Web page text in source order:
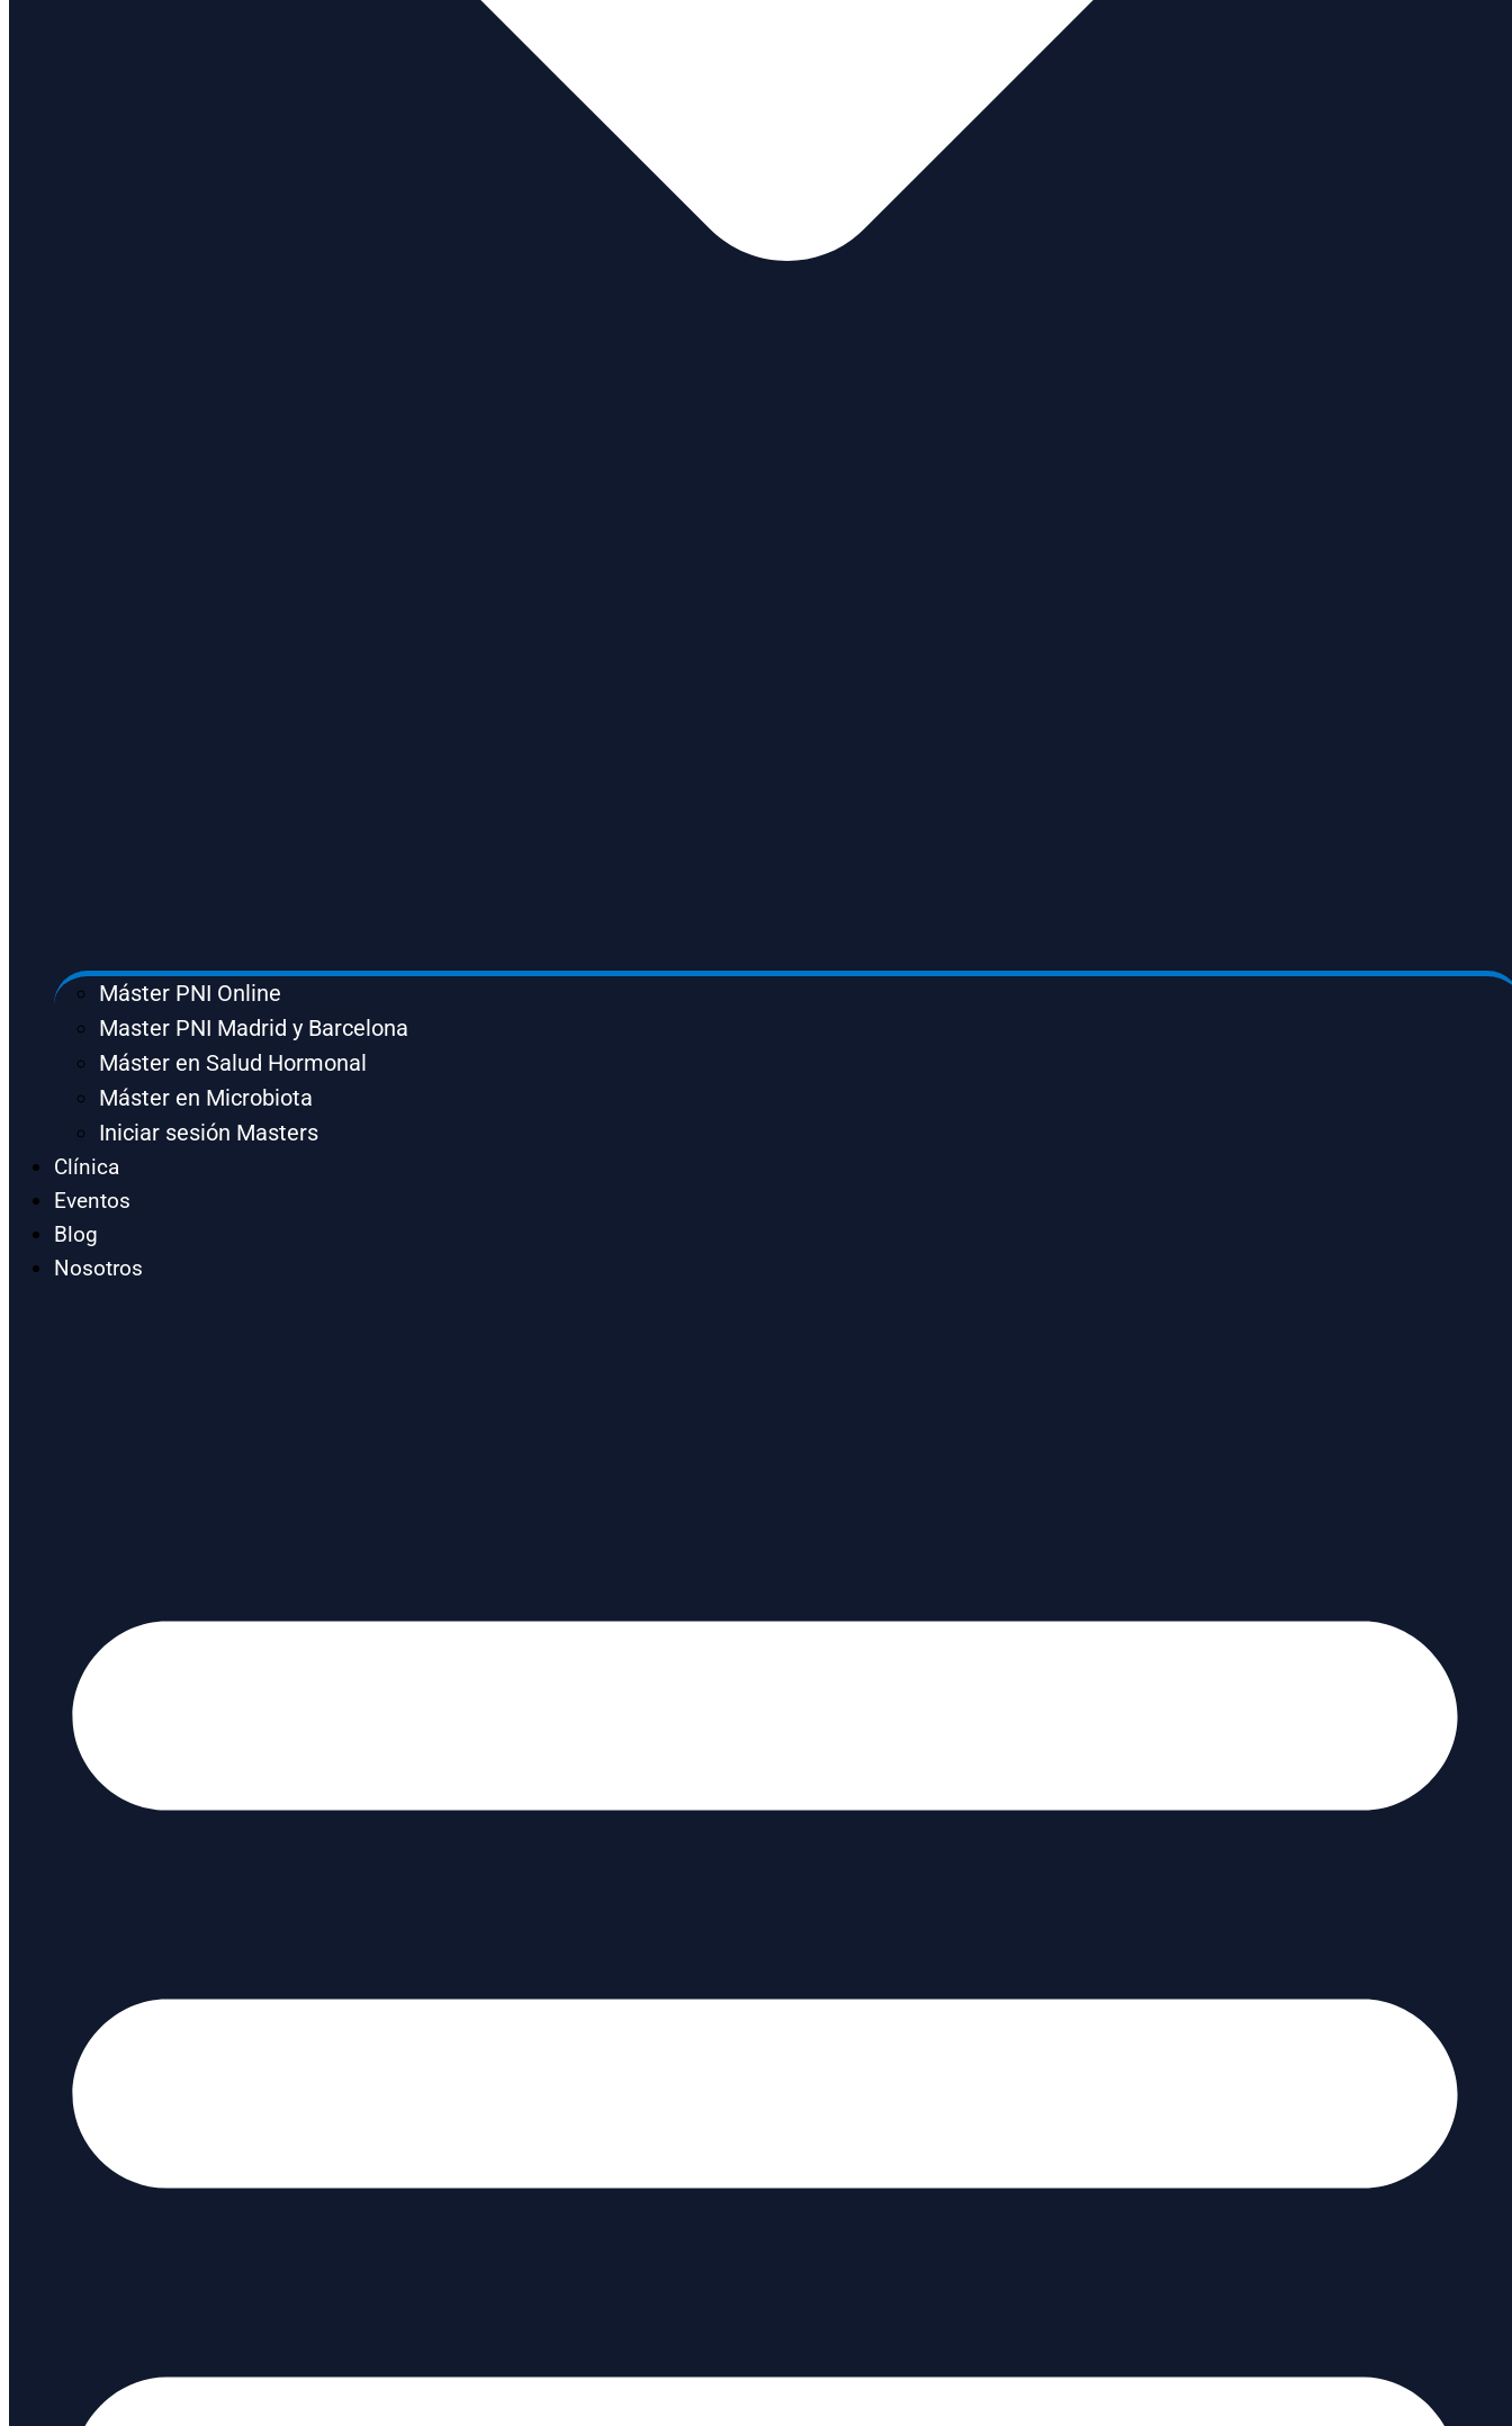
Máster PNI Online
Master PNI Madrid y Barcelona
Máster en Salud Hormonal
Máster en Microbiota
Iniciar sesión Masters
Clínica
Eventos
Blog
Nosotros